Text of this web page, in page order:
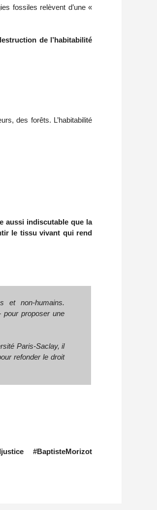
de l’habitabilité
aussi indiscutable que la
le tissu vivant qui rend
et non‑humains.
pour proposer une
Paris‑Saclay, il
refonder le droit
#BaptisteMorizot